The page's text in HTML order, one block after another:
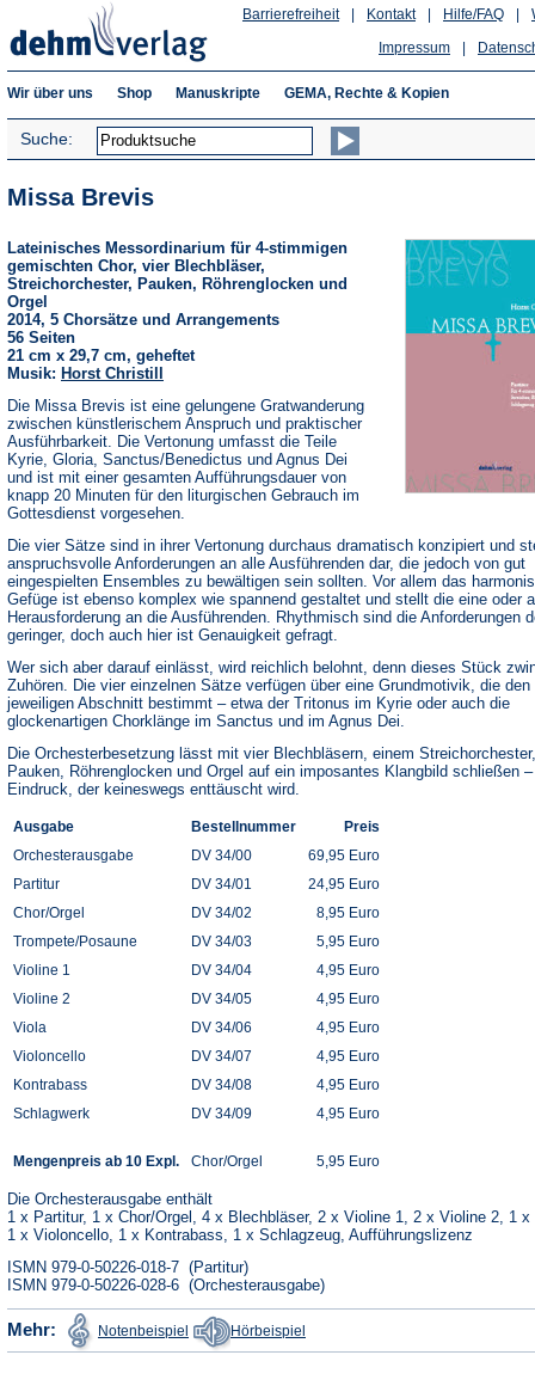
Hilfe/FAQ
Kontakt
Barrierefreiheit
Impressum
Wir über uns Shop Manuskripte GEMA, Rechte & Kopien
Suche:
Missa Brevis
Lateinisches Messordinarium für 4-stimmigen
gemischten Chor, vier Blechbläser,
Streichorchester, Pauken, Röhrenglocken und
Orgel
2014, 5 Chorsätze und Arrangements
56 Seiten
21 cm x 29,7 cm, geheftet
Musik: Horst Christill
Die Missa Brevis ist eine gelungene Gratwanderung
zwischen künstlerischem Anspruch und praktischer
Ausführbarkeit. Die Vertonung umfasst die Teile
Kyrie, Gloria, Sanctus/Benedictus und Agnus Dei
und ist mit einer gesamten Aufführungsdauer von
knapp 20 Minuten für den liturgischen Gebrauch im
Gottesdienst vorgesehen.
Die vier Sätze sind in ihrer Vertonung durchaus dramatisch konzipiert und
anspruchsvolle Anforderungen an alle Ausführenden dar, die jedoch von gut
eingespielten Ensembles zu bewältigen sein sollten. Vor allem das
Gefüge ist ebenso komplex wie spannend gestaltet und stellt die eine oder
Herausforderung an die Ausführenden. Rhythmisch sind die Anforderungen
geringer, doch auch hier ist Genauigkeit gefragt.
Wer sich aber darauf einlässt, wird reichlich belohnt, denn dieses Stück
Zuhören. Die vier einzelnen Sätze verfügen über eine Grundmotivik, die den
jeweiligen Abschnitt bestimmt – etwa der Tritonus im Kyrie oder auch die
glockenartigen Chorklänge im Sanctus und im Agnus Dei.
Die Orchesterbesetzung lässt mit vier Blechbläsern, einem Streichorchester,
Pauken, Röhrenglocken und Orgel auf ein imposantes Klangbild schließen
Eindruck, der keineswegs enttäuscht wird.
Ausgabe Bestellnummer
Preis
Orchesterausgabe
DV 34/00
69,95 Euro
Partitur
DV 34/01
24,95 Euro
Chor/Orgel
DV 34/02
8,95 Euro
Trompete/Posaune
DV 34/03
5,95 Euro
Violine 1
DV 34/04
4,95 Euro
Violine 2
DV 34/05
4,95 Euro
Viola
DV 34/06
4,95 Euro
Violoncello
DV 34/07
4,95 Euro
Kontrabass
DV 34/08
4,95 Euro
Schlagwerk
DV 34/09 4,95 Euro
Mengenpreis ab 10 Expl. Chor/Orgel 5,95 Euro
Die Orchesterausgabe enthält
1 x Partitur, 1 x Chor/Orgel, 4 x Blechbläser, 2 x Violine 1, 2 x Violine 2, 1 x
1 x Violoncello, 1 x Kontrabass, 1 x Schlagzeug, Aufführungslizenz
ISMN 979-0-50226-018-7 (Partitur)
ISMN 979-0-50226-028-6 (Orchesterausgabe)
Mehr: Notenbeispiel
(Öffnet
in
einem
Hörbeispiel in
einem